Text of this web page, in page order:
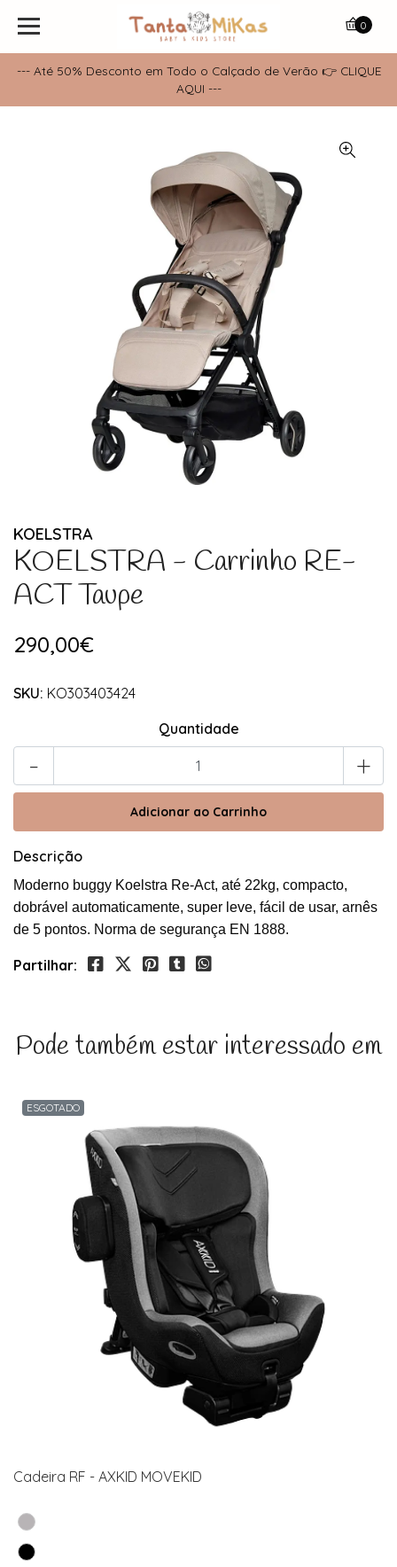
--- Até 50% Desconto em Todo o Calçado de Verão 👉 CLIQUE
AQUI ---
0
KOELSTRA
KOELSTRA - Carrinho RE-
ACT Taupe
290,00€
SKU: KO303403424
Quantidade
- +
Descrição
Moderno buggy Koelstra Re-Act, até 22kg, compacto,
dobrável automaticamente, super leve, fácil de usar, arnês
de 5 pontos. Norma de segurança EN 1888.
Partilhar:
Pode também estar interessado em
ESGOTADO
Cadeira RF - AXKID MOVEKID